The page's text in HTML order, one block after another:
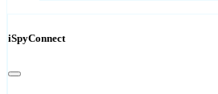
iSpyConnect